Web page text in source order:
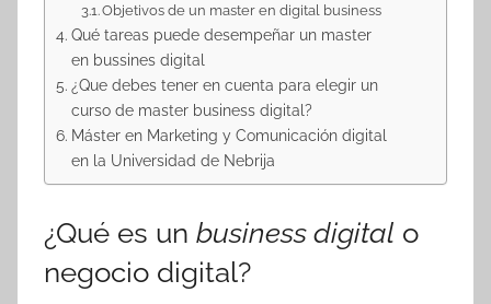
Objetivos de un master en digital business
Qué tareas puede desempeñar un master
en bussines digital
¿Que debes tener en cuenta para elegir un
curso de master business digital?
Máster en Marketing y Comunicación digital
en la Universidad de Nebrija
¿Qué es un business digital o
negocio digital?